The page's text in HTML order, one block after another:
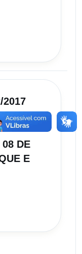
2017
INCISO I
08 DE
E